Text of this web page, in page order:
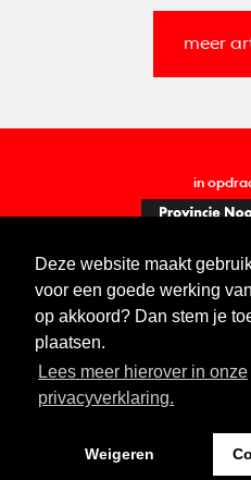
Deze website maakt
voor een goede werking
op akkoord? Dan stem je
plaatsen.
Lees meer hierover in onze
privacyverklaring.
Weigeren
meer
in
Contact Vacatures
Digitale